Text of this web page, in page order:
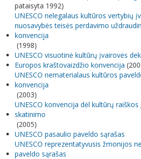
pataisyta 1992)
UNESCO nelegalaus kultūros vertybių
nuosavybės teisės perdavimo
konvencija
(1998)
UNESCO visuotinė kultūrų įvairovės
Europos kraštovaizdžio konvencija
UNESCO nematerialaus kultūros
konvencija
(2003)
UNESCO konvencija dėl kultūrų
skatinimo
(2005)
UNESCO pasaulio paveldo sąrašas
UNESCO reprezentatyvusis žmonijos
paveldo sąrašas